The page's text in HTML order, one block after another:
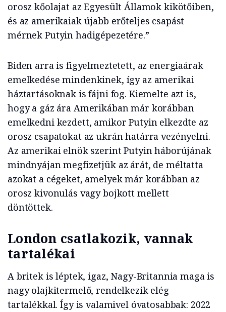
orosz kőolajat az Egyesült Államok kikötőiben,
és az amerikaiak újabb erőteljes csapást
mérnek Putyin hadigépezetére.”
Biden arra is figyelmeztetett, az energiaárak
emelkedése mindenkinek, így az amerikai
háztartásoknak is fájni fog. Kiemelte azt is,
hogy a gáz ára Amerikában már korábban
emelkedni kezdett, amikor Putyin elkezdte az
orosz csapatokat az ukrán határra vezényelni.
Az amerikai elnök szerint Putyin háborújának
mindnyájan megfizetjük az árát, de méltatta
azokat a cégeket, amelyek már korábban az
orosz kivonulás vagy bojkott mellett
döntöttek.
London csatlakozik, vannak
tartalékai
A britek is léptek, igaz, Nagy-Britannia maga is
nagy olajkitermelő, rendelkezik elég
tartalékkal. Így is valamivel óvatosabbak: 2022